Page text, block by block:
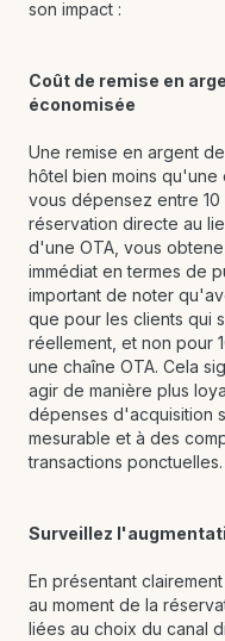
son impact :
Coût de remise en
économisée
Une remise en argent
hôtel bien moins qu'une
vous dépensez entre
réservation directe au
d'une OTA, vous
immédiat en termes de
important de noter
que pour les clients qui
réellement, et non pour
une chaîne OTA. Cela
agir de manière plus
dépenses d'acquisition
mesurable et à des
transactions ponctuelles.
Surveillez
En présentant
au moment de la
liées au choix du canal